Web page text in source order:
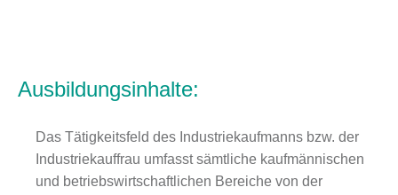
Ausbildungsinhalte:
Das Tätigkeitsfeld des Industriekaufmanns bzw. der
Industriekauffrau umfasst sämtliche kaufmännischen
und betriebswirtschaftlichen Bereiche von der